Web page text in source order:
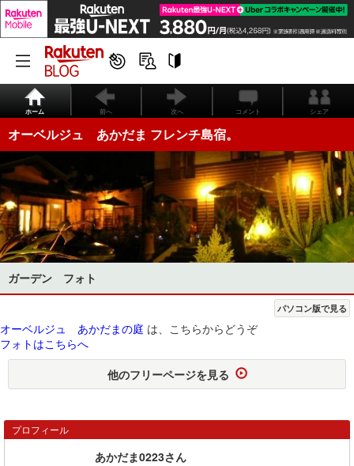
ホーム 前へ 次へ コメント シェア
オーベルジュ あかだま フレンチ島宿。
ガーデン フォト
パソコン版で見る
オーベルジュ あかだまの庭 は、こちらからどうぞ
フォトはこちらへ
他のフリーページを見る
プロフィール
あかだま0223さん